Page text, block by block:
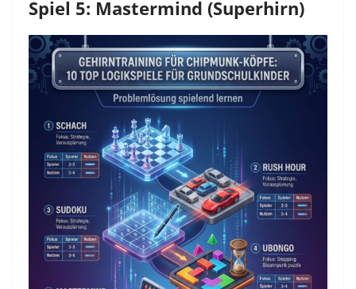
Spiel 5: Mastermind (Superhirn)